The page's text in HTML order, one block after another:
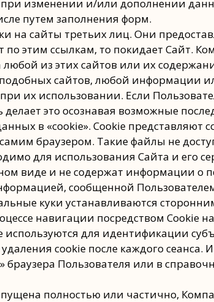
изменении и/или дополнении
путем заполнения форм.
на сайты третьих лиц. Они
по этим ссылкам, то покидает Сайт.
любой из этих сайтов или их
сайтов, любой информации
их использовании. Если
это осознавая возможные
в «cookie». Cookie
браузером. Такие файлы не
для использования Сайта и его
виде и не содержат информации о
сообщенной
куки устанавливаются
навигации посредством Cookie
для идентификации
cookie после каждого
браузера Пользователя или в
полностью или частично,